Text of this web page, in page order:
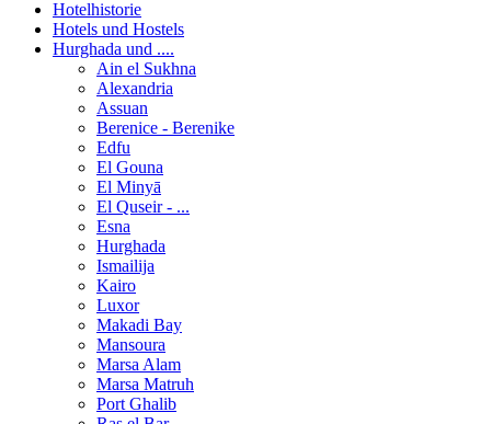
Hotelhistorie
Hotels und Hostels
Hurghada und ....
Ain el Sukhna
Alexandria
Assuan
Berenice - Berenike
Edfu
El Gouna
El Minyā
El Quseir - ...
Esna
Hurghada
Ismailija
Kairo
Luxor
Makadi Bay
Mansoura
Marsa Alam
Marsa Matruh
Port Ghalib